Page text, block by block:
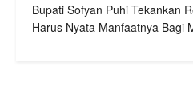
Bupati Sofyan Puhi Tekankan
Harus Nyata Manfaatnya Bagi